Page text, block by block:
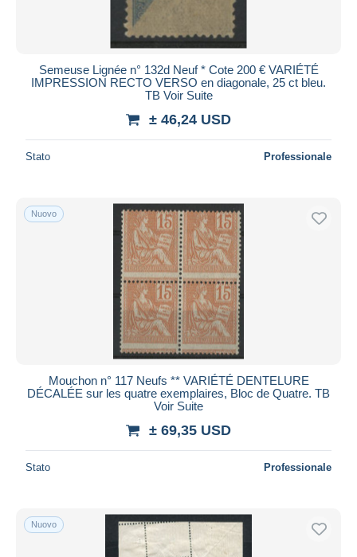
Semeuse Lignée n° 132d Neuf * Cote 200 € VARIÉTÉ
IMPRESSION RECTO VERSO en diagonale, 25 ct bleu.
TB Voir Suite
± 46,24 USD
Stato Professionale
Nuovo
Mouchon n° 117 Neufs ** VARIÉTÉ DENTELURE
DÉCALÉE sur les quatre exemplaires, Bloc de Quatre. TB
Voir Suite
± 69,35 USD
Stato Professionale
Nuovo